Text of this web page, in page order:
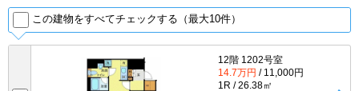
この建物をすべてチェックする（最大10件）
12階 1202号室
14.7万円 / 11,000円
1R / 26.38㎡